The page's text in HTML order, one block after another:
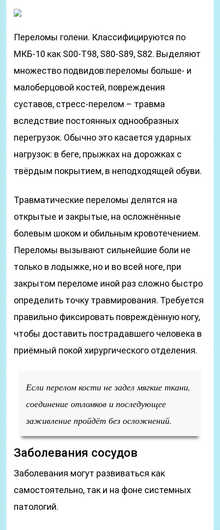
Переломы голени. Классифицируются по
МКБ-10 как S00-T98, S80-S89, S82. Выделяют
множество подвидов:переломы больше- и
малоберцовой костей, повреждения
суставов, стресс-перелом – травма
вследствие постоянных однообразных
перегрузок. Обычно это касается ударных
нагрузок: в беге, прыжках на дорожках с
твёрдым покрытием, в неподходящей обуви.
Травматические переломы делятся на
открытые и закрытые, на осложнённые
болевым шоком и обильным кровотечением.
Переломы вызывают сильнейшие боли не
только в лодыжке, но и во всей ноге, при
закрытом переломе иной раз сложно быстро
определить точку травмирования. Требуется
правильно фиксировать повреждённую ногу,
чтобы доставить пострадавшего человека в
приёмный покой хирургического отделения.
Если перелом кости не задел мягкие ткани,
соединение отломков и последующее
заживление пройдёт без осложнений.
Заболевания сосудов
Заболевания могут развиваться как
самостоятельно, так и на фоне системных
патологий.